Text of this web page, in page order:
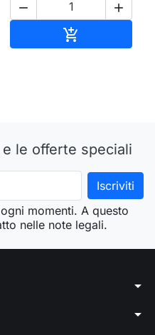
 

le offerte speciali
momenti. A questo
nelle note legali.
arrow_drop_down
arrow_drop_down